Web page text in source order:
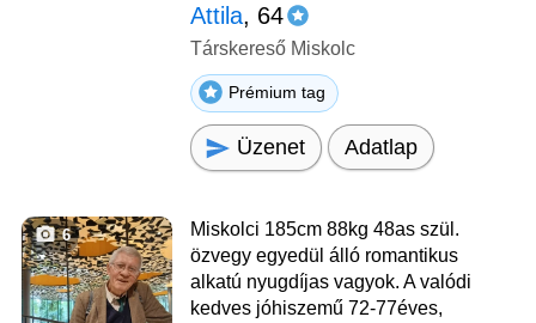
Attila, 64
Társkereső Miskolc
Prémium tag
Üzenet Adatlap
6
Miskolci 185cm 88kg 48as szül.
özvegy egyedül álló romantikus
alkatú nyugdíjas vagyok. A valódi
kedves jóhiszemű 72-77éves,